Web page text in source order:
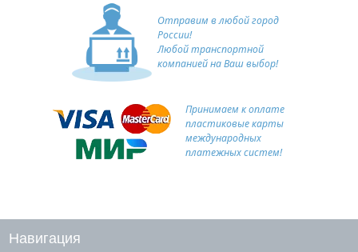
Отправим в любой город
России!
Любой транспортной
компанией на Ваш выбор!
Принимаем к оплате
пластиковые карты
международных
платежных систем!
Навигация